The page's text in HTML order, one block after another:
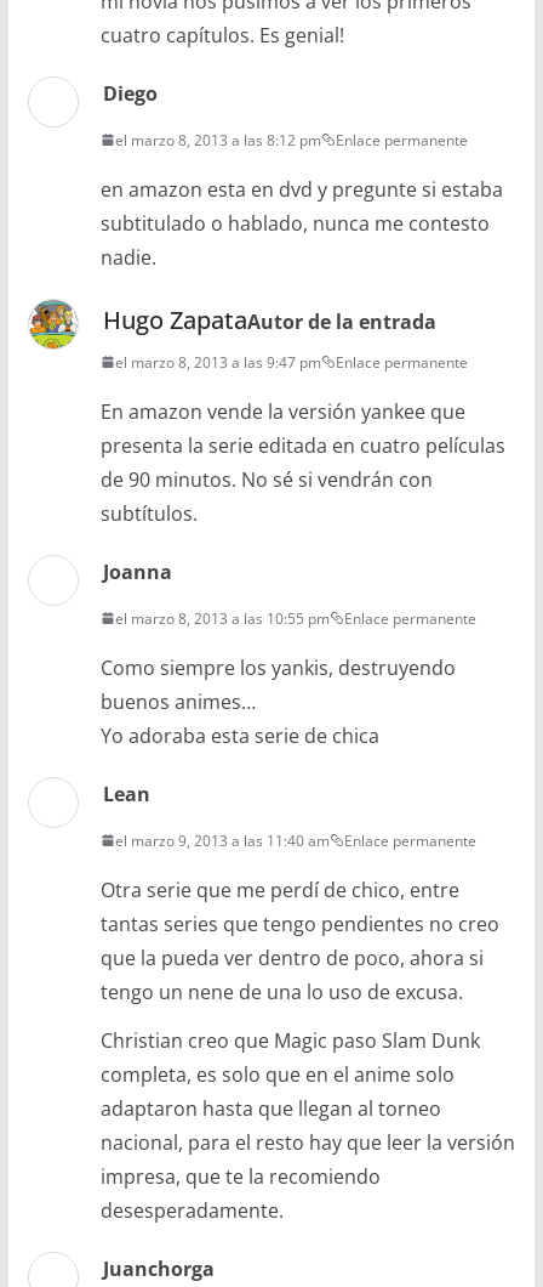
cuatro capítulos. Es genial!
Diego
el marzo 8, 2013 a las 8:12 pm Enlace permanente
en amazon esta en dvd y pregunte si estaba
subtitulado o hablado, nunca me contesto
nadie.
Hugo ZapataAutor de la entrada
el marzo 8, 2013 a las 9:47 pm Enlace permanente
En amazon vende la versión yankee que
presenta la serie editada en cuatro películas
de 90 minutos. No sé si vendrán con
subtítulos.
Joanna
el marzo 8, 2013 a las 10:55 pm Enlace permanente
Como siempre los yankis, destruyendo
buenos animes…
Yo adoraba esta serie de chica
Lean
el marzo 9, 2013 a las 11:40 am Enlace permanente
Otra serie que me perdí de chico, entre
tantas series que tengo pendientes no creo
que la pueda ver dentro de poco, ahora si
tengo un nene de una lo uso de excusa.
Christian creo que Magic paso Slam Dunk
completa, es solo que en el anime solo
adaptaron hasta que llegan al torneo
nacional, para el resto hay que leer la versión
impresa, que te la recomiendo
desesperadamente.
Juanchorga